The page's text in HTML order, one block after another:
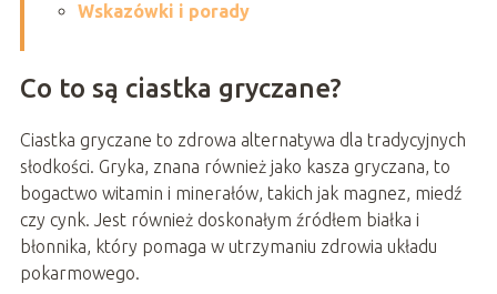
Wskazówki i porady
Co to są ciastka gryczane?
Ciastka gryczane to zdrowa alternatywa dla tradycyjnych
słodkości. Gryka, znana również jako kasza gryczana, to
bogactwo witamin i minerałów, takich jak magnez, miedź
czy cynk. Jest również doskonałym źródłem białka i
błonnika, który pomaga w utrzymaniu zdrowia układu
pokarmowego.